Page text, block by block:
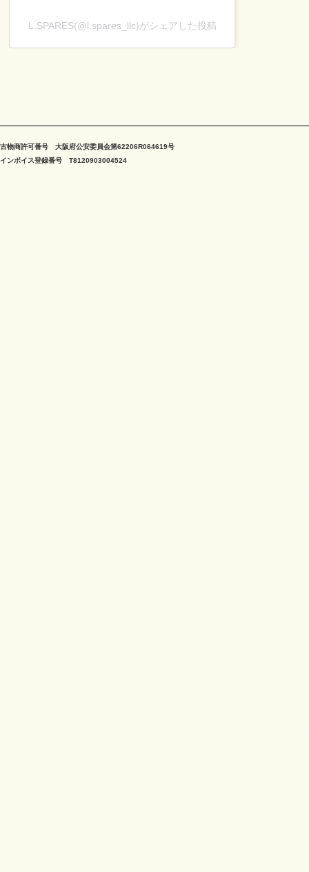
L.SPARES(@l.spares_llc)がシェアした投稿
古物商許可番号 大阪府公安委員会第62206R064619号
インボイス登録番号 T8120903004524